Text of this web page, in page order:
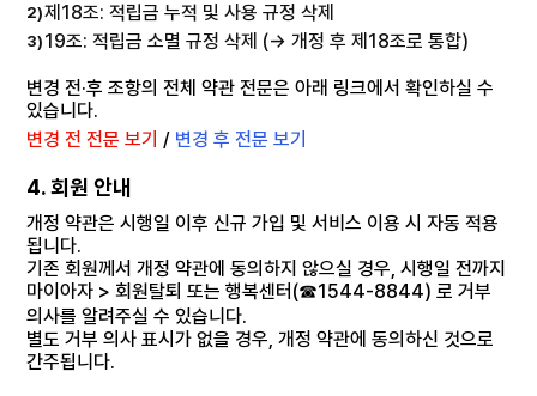
2)제18조: 적립금 누적 및 사용 규정 삭제
3) 19조: 적립금 소멸 규정 삭제 (→ 개정 후 제18조로 통합)
변경 전·후 조항의 전체 약관 전문은 아래 링크에서 확인하실 수
있습니다.
변경 전 전문 보기 / 변경 후 전문 보기
4. 회원 안내
개정 약관은 시행일 이후 신규 가입 및 서비스 이용 시 자동 적용
됩니다.
기존 회원께서 개정 약관에 동의하지 않으실 경우, 시행일 전까지
마이아자 > 회원탈퇴 또는 행복센터(☎1544-8844) 로 거부
의사를 알려주실 수 있습니다.
별도 거부 의사 표시가 없을 경우, 개정 약관에 동의하신 것으로
간주됩니다.